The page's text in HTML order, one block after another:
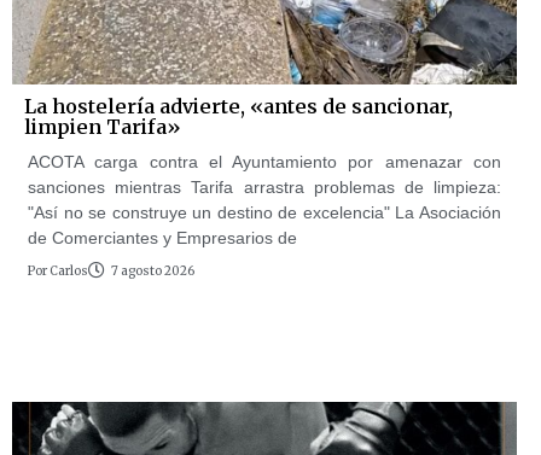
La hostelería advierte, «antes de sancionar,
limpien Tarifa»
ACOTA carga contra el Ayuntamiento por amenazar con
sanciones mientras Tarifa arrastra problemas de limpieza:
"Así no se construye un destino de excelencia" La Asociación
de Comerciantes y Empresarios de
Por Carlos 7 agosto 2026